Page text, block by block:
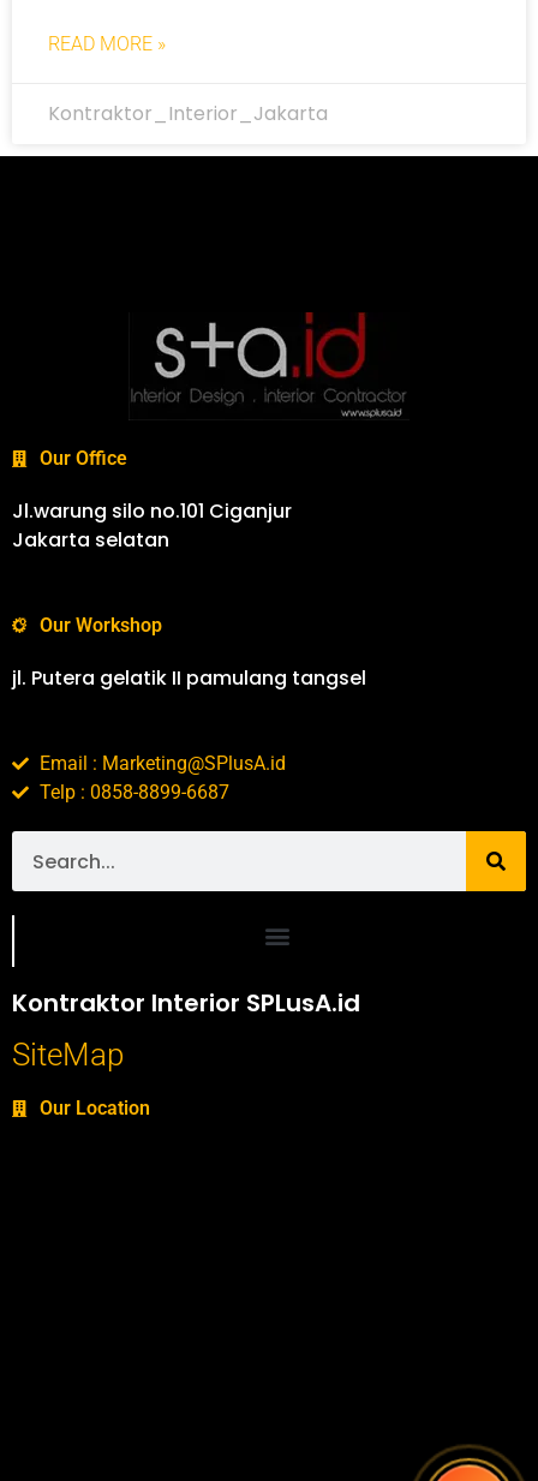
READ MORE »
Kontraktor_Interior_Jakarta
Our Office
Jl.warung silo no.101 Ciganjur
Jakarta selatan
Our Workshop
jl. Putera gelatik II pamulang tangsel
Email : Marketing@SPlusA.id
Telp : 0858-8899-6687
Kontraktor Interior SPLusA.id
SiteMap
Our Location